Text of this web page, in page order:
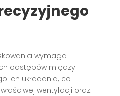
wymaga
odstępów między
ich układania, co
wentylacji oraz